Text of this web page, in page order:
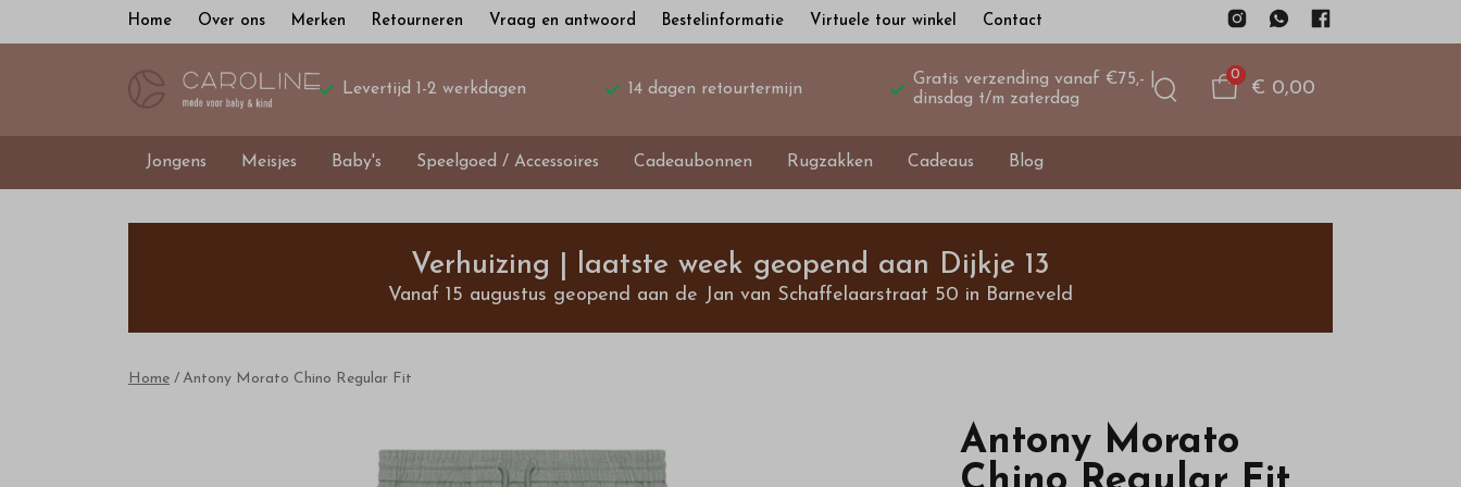
Home Over ons Merken Retourneren Vraag en antwoord Bestelinformatie Virtuele tour winkel Contact
Levertijd 1-2 werkdagen 14 dagen retourtermijn
Gratis verzending vanaf €75,- |
dinsdag t/m zaterdag
0
€ 0,00
Jongens Meisjes Baby's Speelgoed / Accessoires Cadeaubonnen Rugzakken Cadeaus Blog
Antony
Chino
Regular
Verhuizing | laatste week geopend aan Dijkje 13
Vanaf 15 augustus geopend aan de Jan van Schaffelaarstraat 50 in Barneveld
Home Antony Morato Chino Regular Fit
Antony Morato